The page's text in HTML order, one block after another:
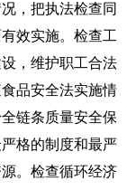
，把执法检查同
效实施。检查工
，维护职工合法
品安全法实施情
链条质量安全保
格的制度和最严
。检查循环经济